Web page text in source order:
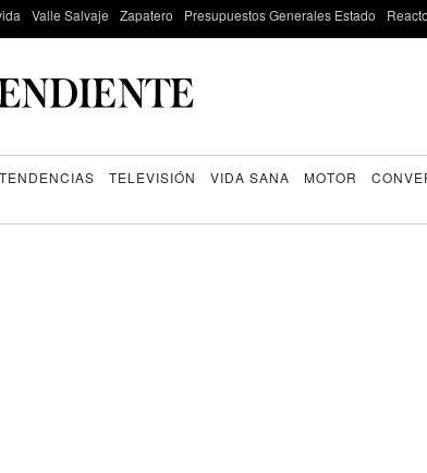
Valle Salvaje Zapatero Presupuestos Generales Estado
TENDENCIAS TELEVISIÓN VIDA SANA MOTOR